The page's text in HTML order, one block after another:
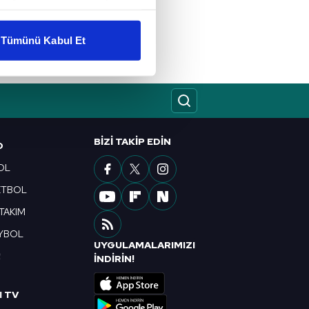
gösterilmeyecektir."
kullanılmaktadır. Bu
sunulması
detaylı bilgi için Ayarlar
ve sitemizde ilgili
Tümünü Kabul Et
TV
BIZI TAKIP EDIN
UYGULAMALARIMIZI
İNDİRİN!